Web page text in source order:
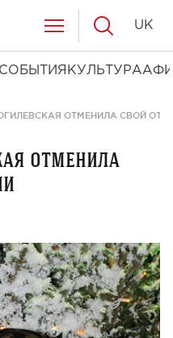
СОБЫТИЯ КУЛЬТУРА
UK
ОТМЕНИЛА СВОЙ
отменила